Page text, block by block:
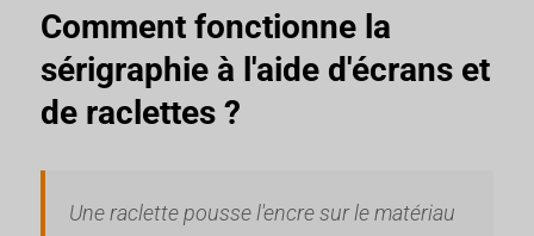
Comment fonctionne la
sérigraphie à l'aide d'écrans et
de raclettes ?
Une raclette pousse l'encre sur le matériau